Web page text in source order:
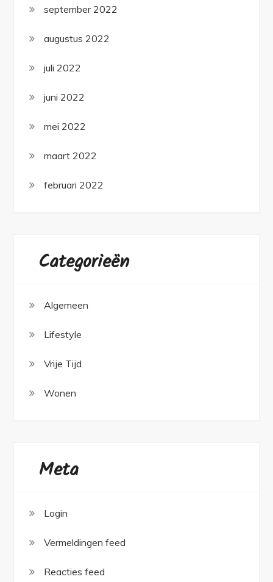
september 2022
augustus 2022
juli 2022
juni 2022
mei 2022
maart 2022
februari 2022
Categorieën
Algemeen
Lifestyle
Vrije Tijd
Wonen
Meta
Login
Vermeldingen feed
Reacties feed